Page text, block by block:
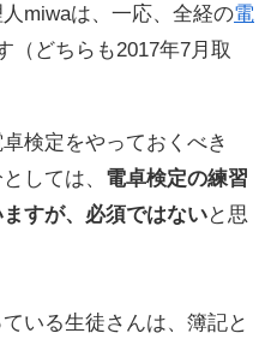
miwaは、一応、全経の電
（どちらも2017年7月取
検定をやっておくべき
しては、 電卓検定の練習
すが、必須ではないと思
いる生徒さんは、簿記と